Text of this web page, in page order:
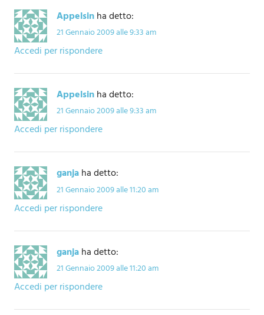
Appelsinha detto:
21 Gennaio 2009 alle 9:33 am
Accedi per rispondere
Appelsinha detto:
21 Gennaio 2009 alle 9:33 am
Accedi per rispondere
ganjaha detto:
21 Gennaio 2009 alle 11:20 am
Accedi per rispondere
ganjaha detto:
21 Gennaio 2009 alle 11:20 am
Accedi per rispondere